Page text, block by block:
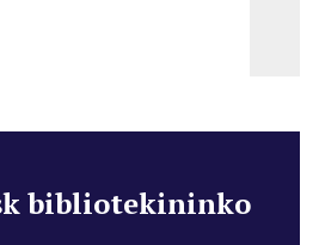
bibliotekininko